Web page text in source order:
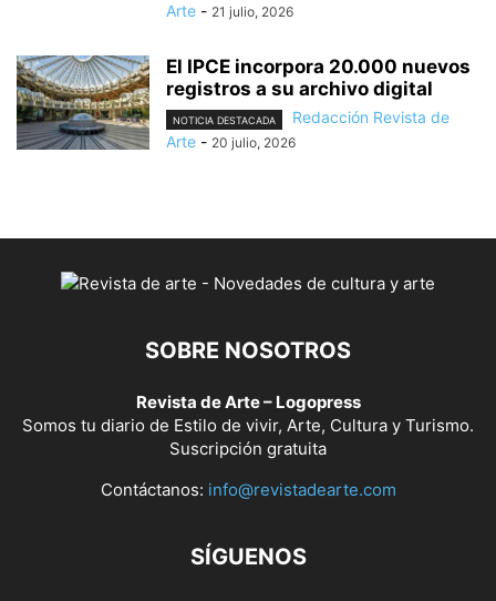
Arte - 21 julio, 2026
El IPCE incorpora 20.000 nuevos
registros a su archivo digital
NOTICIA DESTACADA
Redacción Revista de
Arte - 20 julio, 2026
SOBRE NOSOTROS
Revista de Arte – Logopress
Somos tu diario de Estilo de vivir, Arte, Cultura y Turismo.
Suscripción gratuita
Contáctanos: info@revistadearte.com
SÍGUENOS